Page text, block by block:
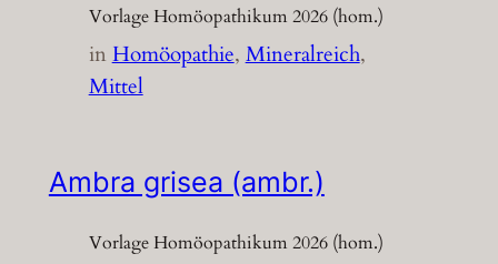
Vorlage Homöopathikum 2026 (hom.)
inHomöopathie, Mineralreich
Mittel
Ambra grisea (ambr.)
Vorlage Homöopathikum 2026 (hom.)